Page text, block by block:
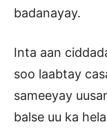
badanayay.
Inta aan
soo laabtay
sameeyay
balse uu ka